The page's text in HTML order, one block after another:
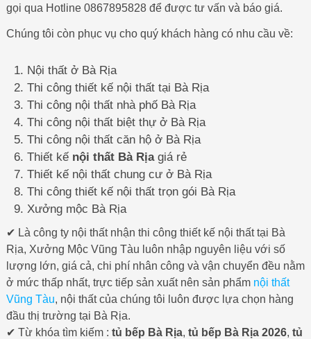
gọi qua Hotline 0867895828 để được tư vấn và báo giá.
Chúng tôi còn phục vụ cho quý khách hàng có nhu cầu về:
Nội thất ở Bà Rịa
Thi công thiết kế nội thất tại Bà Rịa
Thi công nội thất nhà phố Bà Rịa
Thi công nội thất biệt thự ở Bà Rịa
Thi công nội thất căn hộ ở Bà Rịa
Thiết kế nội thất Bà Rịagiá rẻ
Thiết kế nội thất chung cư ở Bà Rịa
Thi công thiết kế nội thất trọn gói Bà Rịa
Xưởng mộc Bà Rịa
✔ Là công ty nội thất nhận thi công thiết kế nội thất tại Bà
Rịa, Xưởng Mộc Vũng Tàu luôn nhập nguyên liệu với số
lượng lớn, giá cả, chi phí nhân công và vận chuyển đều nằm
ở mức thấp nhất, trực tiếp sản xuất nên sản phẩm nội thất
Vũng Tàu, nội thất của chúng tôi luôn được lựa chọn hàng
đầu thị trường tại Bà Rịa.
✔ Từ khóa tìm kiếm : tủ bếp Bà Rịa, tủ bếp Bà Rịa 2026, tủ